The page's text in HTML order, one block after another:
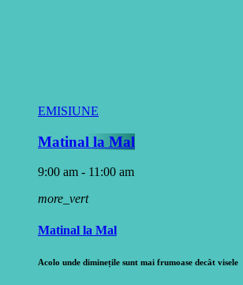
EMISIUNE
Matinal la Mal
9:00 am - 11:00 am
more_vert
Matinal la Mal
Acolo unde diminețile sunt mai frumoase decât visele